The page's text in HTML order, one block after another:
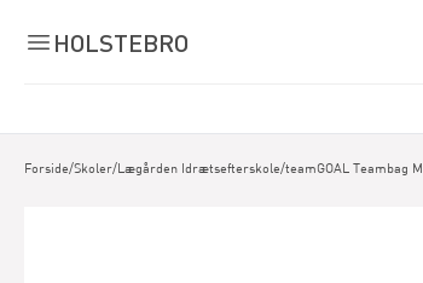
HOLSTEBRO
Forside/Skoler/Lægården Idrætsefterskole/teamGOAL Teambag M